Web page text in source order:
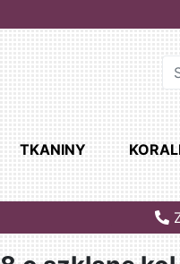
TKANINY